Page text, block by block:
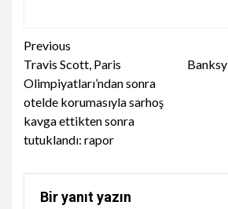
Continue
Reading
Previous
Travis Scott, Paris
Olimpiyatları’ndan sonra
otelde korumasıyla sarhoş
kavga ettikten sonra
tutuklandı: rapor
Bir yanıt yazın